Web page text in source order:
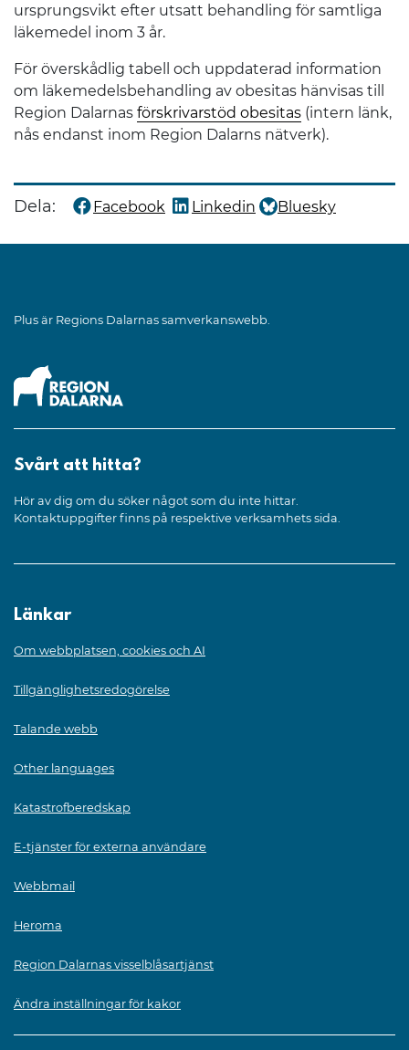
ursprungsvikt efter utsatt behandling för samtliga
läkemedel inom 3 år.
För överskådlig tabell och uppdaterad information
om läkemedelsbehandling av obesitas hänvisas till
Region Dalarnas förskrivarstöd obesitas (intern länk,
nås endanst inom Region Dalarns nätverk).
Dela: Dela denna sida på
Facebook
Dela denna sida på
Linkedin
Dela denna sida på
Bluesky
Plus är Regions Dalarnas samverkanswebb.
Svårt att hitta?
Hör av dig om du söker något som du inte hittar.
Kontaktuppgifter finns på respektive verksamhets sida.
Länkar
Om webbplatsen, cookies och AI
Tillgänglighetsredogörelse
Talande webb
Other languages
Katastrofberedskap
E-tjänster för externa användare
Webbmail
Heroma
Region Dalarnas visselblåsartjänst
Ändra inställningar för kakor